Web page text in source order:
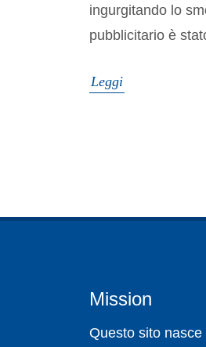
ingurgitando lo
pubblicitario è
Leggi
Mission
Questo sito